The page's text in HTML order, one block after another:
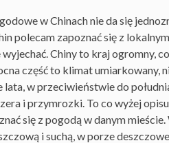
w Chinach nie da się
polecam zapoznać się z
Chiny to kraj ogromny,
część to klimat umiarkowany,
lata, w przeciwieństwie do
i przymrozki. To co wyżej
się z pogodą w danym
i suchą, w porze